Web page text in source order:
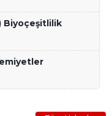
Biyoçeşitlilik